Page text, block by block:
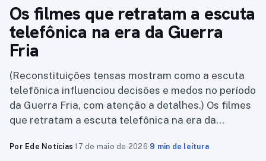
Os filmes que retratam a escuta
telefônica na era da Guerra
Fria
(Reconstituições tensas mostram como a escuta
telefônica influenciou decisões e medos no período
da Guerra Fria, com atenção a detalhes.) Os filmes
que retratam a escuta telefônica na era da…
Por Ede Notícias·17 de maio de 2026·9 min de leitura